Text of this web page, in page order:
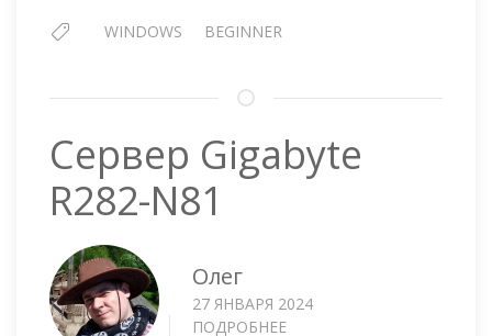
WINDOWS BEGINNER
Сервер Gigabyte
R282-N81
Олег
27 ЯНВАРЯ 2024
ПОДРОБНЕЕ